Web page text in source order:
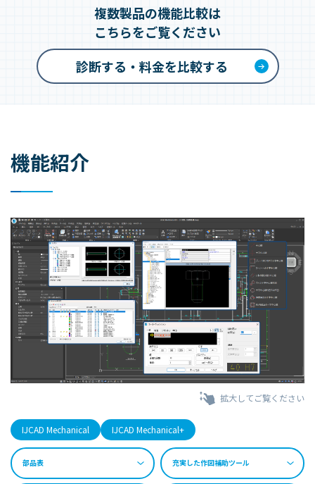
複数製品の機能比較は
こちらをご覧ください
診断する・料金を比較する
機能紹介
拡大してご覧ください
IJCAD Mechanical IJCAD Mechanical+
部品表 充実した作図補助ツール